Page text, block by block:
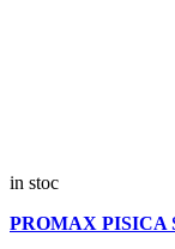
in stoc
PROMAX